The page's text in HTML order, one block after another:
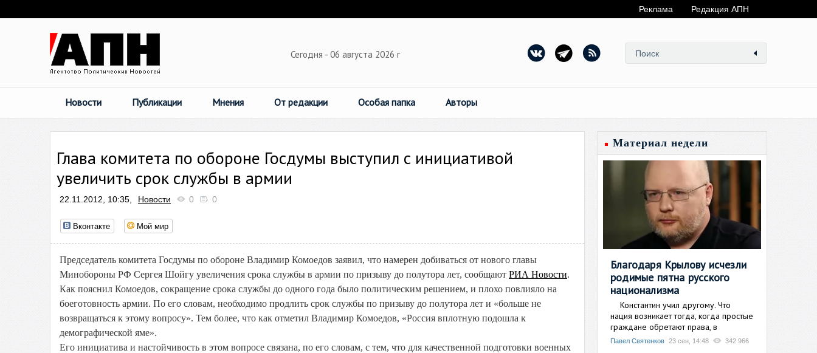
Реклама Редакция АПН
Сегодня - 06 августа 2026 г
Новости Публикации Мнения От редакции Особая папка Авторы
Глава комитета по обороне Госдумы выступил с инициативой
увеличить срок службы в армии
22.11.2012, 10:35, Новости 0 0
Вконтакте Мой мир
Председатель комитета Госдумы по обороне Владимир Комоедов заявил, что намерен добиваться от нового главы
Минобороны РФ Сергея Шойгу увеличения срока службы в армии по призыву до полутора лет, сообщают РИА Новости.
Как пояснил Комоедов, сокращение срока службы до одного года было политическим решением, и плохо повлияло на
боеготовность армии. По его словам, необходимо продлить срок службы по призыву до полутора лет и «больше не
возвращаться к этому вопросу». Тем более, что как отметил Владимир Комоедов, «Россия вплотную подошла к
демографической яме».
Его инициатива и настойчивость в этом вопросе связана, по его словам, с тем, что для качественной подготовки военных
Материал недели
Благодаря Крылову исчезли
родимые пятна русского
национализма
Константин учил другому. Что
нация возникает тогда, когда простые
граждане обретают права, в
Павел Святенков 23 сен, 14:48 342 966